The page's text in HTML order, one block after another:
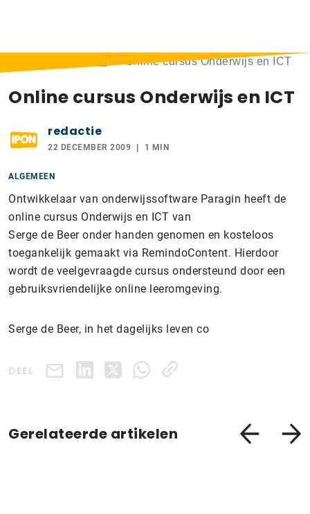
Online cursus Onderwijs en ICT
Online cursus Onderwijs en ICT
redactie
22 DECEMBER 2009 1 MIN
ALGEMEEN
Ontwikkelaar van onderwijssoftware Paragin heeft de
online cursus Onderwijs en ICT van
Serge de Beer onder handen genomen en kosteloos
toegankelijk gemaakt via RemindoContent. Hierdoor
wordt de veelgevraagde cursus ondersteund door een
gebruiksvriendelijke online leeromgeving.
Serge de Beer, in het dagelijks leven co
DEEL
Gerelateerde artikelen